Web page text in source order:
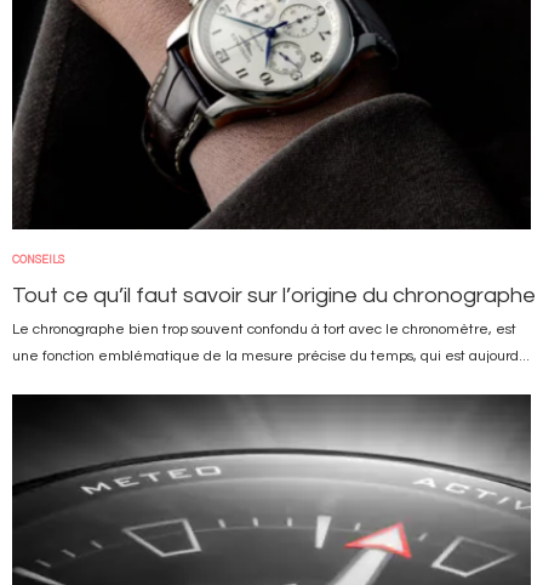
CONSEILS
Tout ce qu’il faut savoir sur l’origine du chronographe
Le chronographe bien trop souvent confondu à tort avec le chronomètre, est
une fonction emblématique de la mesure précise du temps, qui est aujourd...